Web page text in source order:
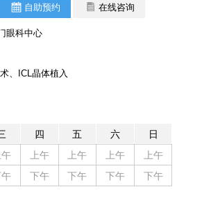
自助预约 在线咨询
眼科中心
、ICL晶体植入
四 五 六
日
午 上午 上午 上午
上午
下午 下午 下午 下午